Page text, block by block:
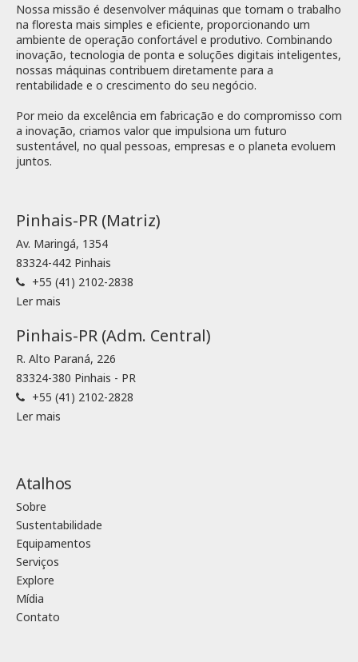
Nossa missão é desenvolver máquinas que tornam o trabalho
na floresta mais simples e eficiente, proporcionando um
ambiente de operação confortável e produtivo. Combinando
inovação, tecnologia de ponta e soluções digitais inteligentes,
nossas máquinas contribuem diretamente para a
rentabilidade e o crescimento do seu negócio.
Por meio da excelência em fabricação e do compromisso com
a inovação, criamos valor que impulsiona um futuro
sustentável, no qual pessoas, empresas e o planeta evoluem
juntos.
Pinhais-PR (Matriz)
Av. Maringá, 1354
83324-442 Pinhais
+55 (41) 2102-2838
Ler mais
Pinhais-PR (Adm. Central)
R. Alto Paraná, 226
83324-380 Pinhais - PR
+55 (41) 2102-2828
Ler mais
Atalhos
Sobre
Sustentabilidade
Equipamentos
Serviços
Explore
Mídia
Contato